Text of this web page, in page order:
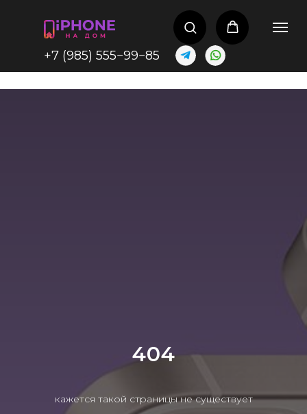
+7 (985) 555−99−85
404
кажется такой страницы не существует